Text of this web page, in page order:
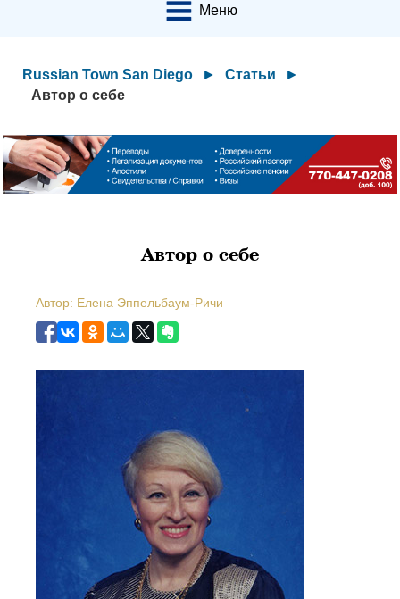
Меню
Russian Town San Diego ► Статьи
►
Автор о себе
Автор о себе
Автор: Елена Эппельбаум-Ричи